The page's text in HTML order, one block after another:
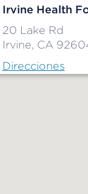
Irvine Health
20 Lake Rd
Irvine, CA
Direcciones